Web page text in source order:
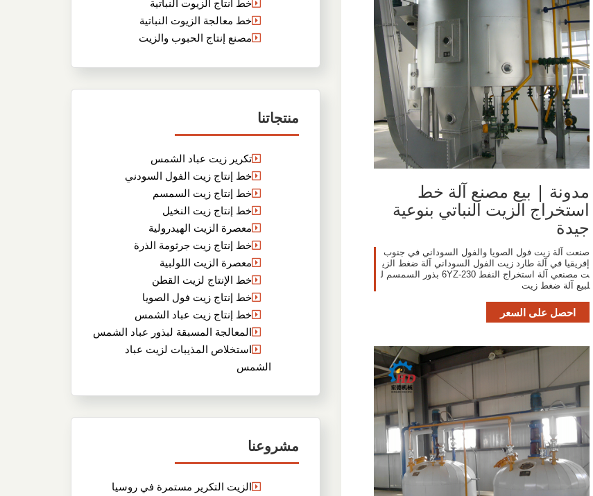
خط انتاج الزيوت النباتية
خط معالجة الزيوت النباتية
مصنع إنتاج الحبوب والزيت
منتجاتنا
تكرير زيت عباد الشمس
خط إنتاج زيت الفول السودني
خط إنتاج زيت السمسم
خط إنتاج زيت النخيل
معصرة الزيت الهيدرولية
خط إنتاج زيت جرثومة الذرة
معصرة الزيت اللولبية
خط الإنتاج لزيت القطن
خط إنتاج زيت فول الصويا
خط إنتاج زيت عباد الشمس
المعالجة المسبقة لبذور عباد الشمس
استخلاص المذيبات لزيت عباد
الشمس
مشروعنا
الزيت التكرير مستمرة في روسيا
مدونة | بيع مصنع آلة خط
استخراج الزيت النباتي بنوعية
جيدة
صنعت آلة زيت فول الصويا والفول السوداني في جنوب
إفريقيا في آلة طارد زيت الفول السوداني آلة ضغط الزي
ت مصنعي آلة استخراج النفط 6YZ-230 بذور السمسم ل
لبيع آلة ضغط زيت
احصل على السعر